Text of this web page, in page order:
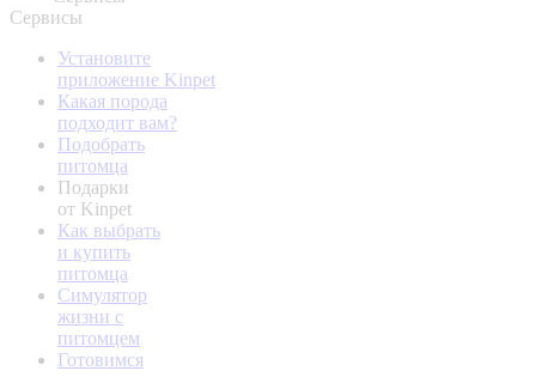
Сервисы
Установите
приложение Kinpet
Какая порода
подходит вам?
Подобрать
питомца
Подарки
от Kinpet
Как выбрать
и купить
питомца
Симулятор
жизни с
питомцем
Готовимся